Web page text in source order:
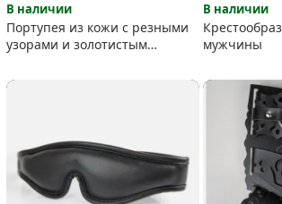
В наличии
Портупея из кожи с резными
узорами и золотистым
В наличии
мужчины